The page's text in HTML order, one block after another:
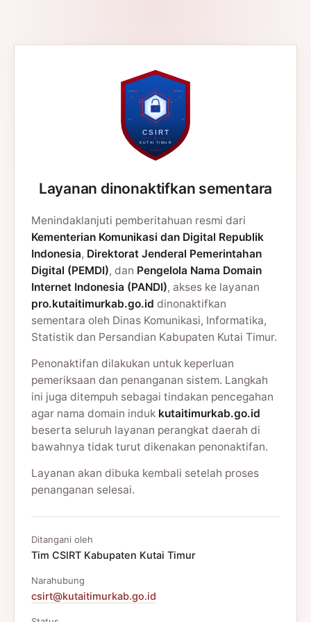
Layanan dinonaktifkan sementara
Menindaklanjuti pemberitahuan resmi dari
Kementerian Komunikasi dan Digital Republik
Indonesia, Direktorat Jenderal Pemerintahan
Digital (PEMDI), dan Pengelola Nama Domain
Internet Indonesia (PANDI), akses ke layanan
pro.kutaitimurkab.go.id dinonaktifkan
sementara oleh Dinas Komunikasi, Informatika,
Statistik dan Persandian Kabupaten Kutai Timur.
Penonaktifan dilakukan untuk keperluan
pemeriksaan dan penanganan sistem. Langkah
ini juga ditempuh sebagai tindakan pencegahan
agar nama domain induk kutaitimurkab.go.id
beserta seluruh layanan perangkat daerah di
bawahnya tidak turut dikenakan penonaktifan.
Layanan akan dibuka kembali setelah proses
penanganan selesai.
Ditangani oleh
Tim CSIRT Kabupaten Kutai Timur
Narahubung
csirt@kutaitimurkab.go.id